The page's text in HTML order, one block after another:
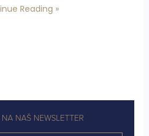
Reading »
NA NAŠ NEWSLETTER